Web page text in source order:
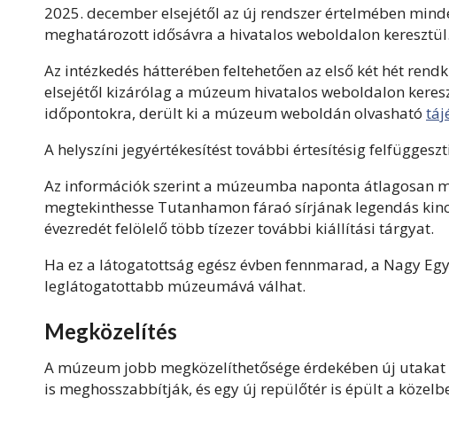
2025. december elsejétől az új rendszer értelmében
meghatározott idősávra a hivatalos weboldalon keresztül.
Az intézkedés hátterében feltehetően az első két hét
elsejétől kizárólag a múzeum hivatalos weboldalon
időpontokra, derült ki a múzeum weboldán olvasható
A helyszíni jegyértékesítést további értesítésig
Az információk szerint a múzeumba naponta átlagosan
megtekinthesse Tutanhamon fáraó sírjának legendás
évezredét felölelő több tízezer további kiállítási tárgyat.
Ha ez a látogatottság egész évben fennmarad, a Nagy
leglátogatottabb múzeumává válhat.
Megközelítés
A múzeum jobb megközelíthetősége érdekében új
is meghosszabbítják, és egy új repülőtér is épült a